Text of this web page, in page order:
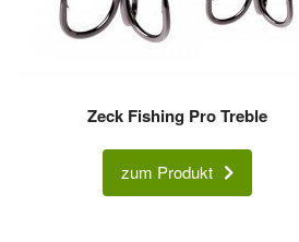
Zeck Fishing Pro Treble
zum Produkt